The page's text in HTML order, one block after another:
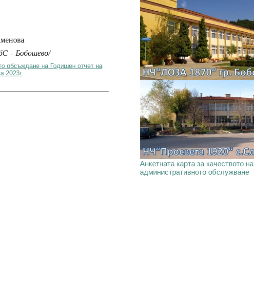
– Бобошево/
обсъждане на Годишен отчет на
2023г.
Анкетната карта за качеството на
административното обслужване